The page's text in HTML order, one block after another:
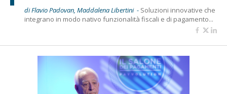
di Flavio Padovan, Maddalena Libertini - Soluzioni innovative che
integrano in modo nativo funzionalità fiscali e di pagamento...